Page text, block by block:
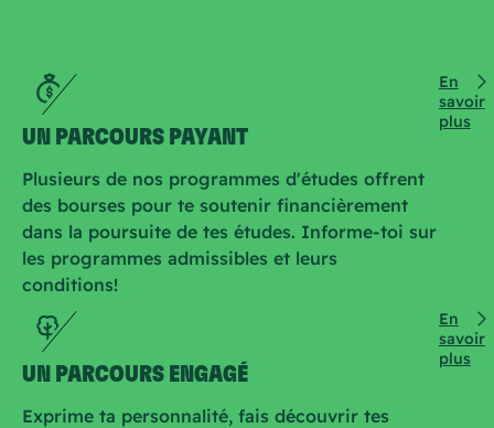
UN PARCOURS PAYANT
Plusieurs de nos programmes d'études offrent
des bourses pour te soutenir financièrement
dans la poursuite de tes études. Informe-toi sur
les programmes admissibles et leurs
conditions!
En
savoir
plus
UN PARCOURS ENGAGÉ
Exprime ta personnalité, fais découvrir tes
En
savoir
plus